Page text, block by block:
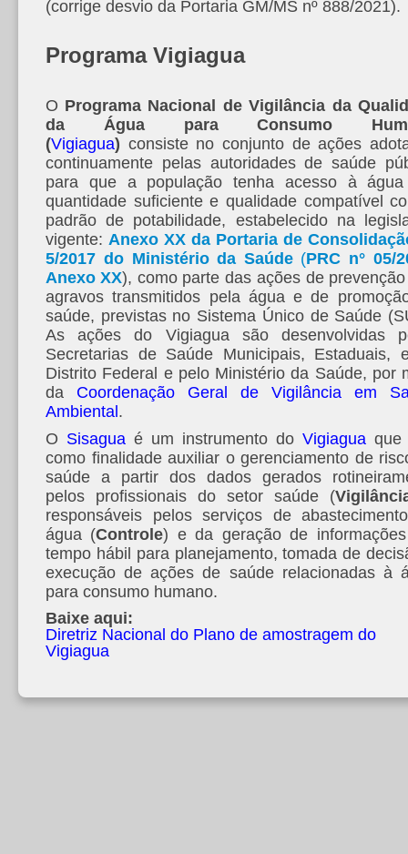
(corrige desvio da Portaria GM/MS nº 888/2021).
Programa Vigiagua
O Programa Nacional de Vigilância da
da Água para Consumo
(Vigiagua) consiste no conjunto de ações
continuamente pelas autoridades de saúde
para que a população tenha acesso à
quantidade suficiente e qualidade compatível
padrão de potabilidade, estabelecido na
vigente: Anexo XX da Portaria de
5/2017 do Ministério da Saúde (PRC n° 05/
Anexo XX), como parte das ações de
agravos transmitidos pela água e de
saúde, previstas no Sistema Único de Saúde
As ações do Vigiagua são desenvolvidas
Secretarias de Saúde Municipais, Estaduais,
Distrito Federal e pelo Ministério da Saúde, por
da Coordenação Geral de Vigilância em
Ambiental .
O Sisagua é um instrumento do Vigiagua que
como finalidade auxiliar o gerenciamento de
saúde a partir dos dados gerados
pelos profissionais do setor saúde (
responsáveis pelos serviços de
água (Controle) e da geração de
tempo hábil para planejamento, tomada de
execução de ações de saúde relacionadas à
para consumo humano.
Baixe aqui:
Diretriz Nacional do Plano de amostragem do
Vigiagua